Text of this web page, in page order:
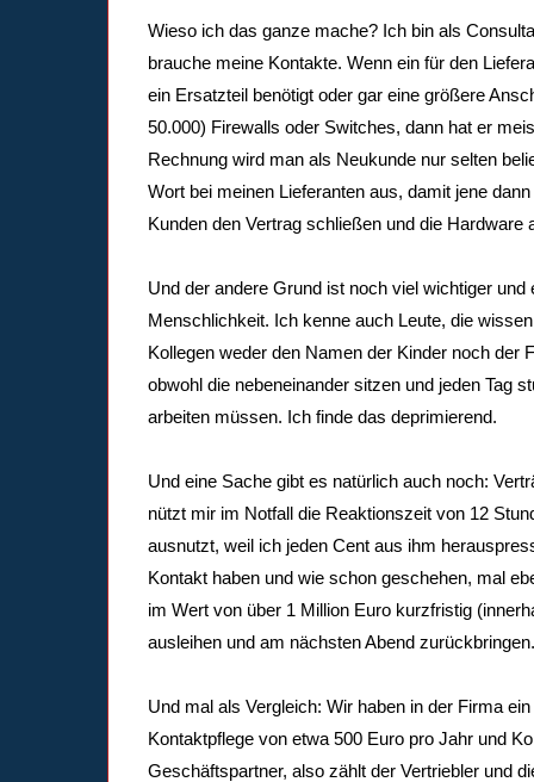
Wieso ich das ganze mache? Ich bin als
brauche meine Kontakte. Wenn ein für den
ein Ersatzteil benötigt oder gar eine größere
50.000) Firewalls oder Switches, dann hat er
Rechnung wird man als Neukunde nur selten
Wort bei meinen Lieferanten aus, damit jene
Kunden den Vertrag schließen und die Hardware
Und der andere Grund ist noch viel wichtiger und
Menschlichkeit. Ich kenne auch Leute, die
Kollegen weder den Namen der Kinder noch der
obwohl die nebeneinander sitzen und jeden Tag
arbeiten müssen. Ich finde das deprimierend.
Und eine Sache gibt es natürlich auch noch:
nützt mir im Notfall die Reaktionszeit von 12
ausnutzt, weil ich jeden Cent aus ihm
Kontakt haben und wie schon geschehen, mal
im Wert von über 1 Million Euro kurzfristig
ausleihen und am nächsten Abend
Und mal als Vergleich: Wir haben in der Firma
Kontaktpflege von etwa 500 Euro pro Jahr und
Geschäftspartner, also zählt der Vertriebler und